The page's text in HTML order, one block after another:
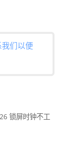
们以便
锁屏时钟不工